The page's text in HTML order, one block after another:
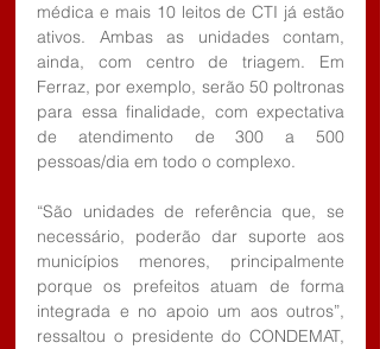
médica e mais 10 leitos de CTI já estão
ativos. Ambas as unidades contam,
ainda, com centro de triagem. Em
Ferraz, por exemplo, serão 50 poltronas
para essa finalidade, com expectativa
de atendimento de 300 a 500
pessoas/dia em todo o complexo.
“São unidades de referência que, se
necessário, poderão dar suporte aos
municípios menores, principalmente
porque os prefeitos atuam de forma
integrada e no apoio um aos outros”,
ressaltou o presidente do CONDEMAT,